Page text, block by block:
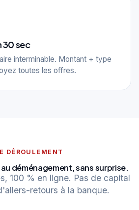
30 sec
interminable. Montant + type
toutes les offres.
DÉROULEMENT
déménagement, sans surprise.
100 % en ligne. Pas de capital
retours à la banque.